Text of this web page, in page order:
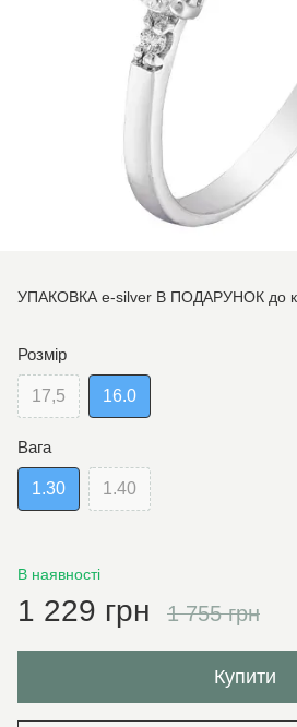
УПАКОВКА e-silver В ПОДАРУНОК до
Розмір
17,5 16.0
Вага
1.30 1.40
В наявності
1 229 грн 1 755 грн
Купити